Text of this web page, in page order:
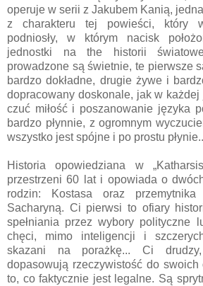
operuje w serii z Jakubem Kanią,
z charakteru tej powieści, który
podniosły, w którym nacisk
jednostki na the historii
prowadzone są świetnie, te pierwsze
bardzo dokładne, drugie żywe i
dopracowany doskonale, jak w
czuć miłość i poszanowanie języka
bardzo płynnie, z ogromnym
wszystko jest spójne i po prostu
Historia opowiedziana w
przestrzeni 60 lat i opowiada o
rodzin: Kostasa oraz
Sacharyną. Ci pierwsi to ofiary
spełniania przez wybory polityczne
chęci, mimo inteligencji i
skazani na porażkę... Ci
dopasowują rzeczywistość do
to, co faktycznie jest legalne. Są